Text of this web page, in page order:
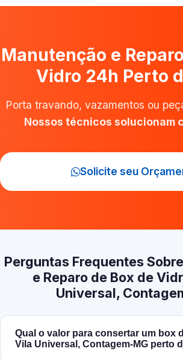
Manutenção e
Vidro 24h Perto
Porta travando, vazamentos ou
Nossos técnicos solucionam
Solicite seu
Perguntas Frequentes
e Reparo de Box de
Universal,
Qual o valor para consertar um box
Vila Universal, Contagem‑MG perto